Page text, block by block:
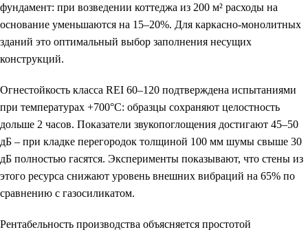
фундамент: при возведении коттеджа из 200 м² расходы на
основание уменьшаются на 15–20%. Для каркасно-монолитных
зданий это оптимальный выбор заполнения несущих
конструкций.
Огнестойкость класса REI 60–120 подтверждена испытаниями
при температурах +700°C: образцы сохраняют целостность
дольше 2 часов. Показатели звукопоглощения достигают 45–50
дБ – при кладке перегородок толщиной 100 мм шумы свыше 30
дБ полностью гасятся. Эксперименты показывают, что стены из
этого ресурса снижают уровень внешних вибраций на 65% по
сравнению с газосиликатом.
Рентабельность производства объясняется простотой